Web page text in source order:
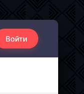
Войти